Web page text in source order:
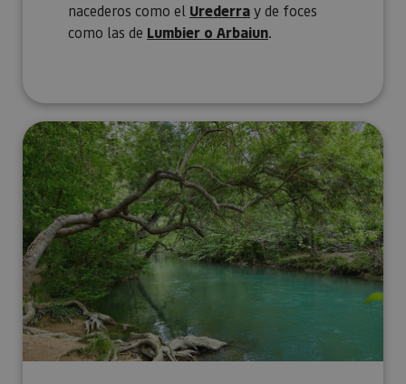
nacederos como el Urederray de foces
como las de Lumbier o Arbaiun.